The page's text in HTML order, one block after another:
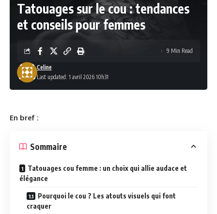
Tatouages sur le cou : tendances
et conseils pour femmes
Last updated: 1 avril 2026 10h31
Celine
9 Min Read
En bref :
Sommaire
Tatouages cou femme : un choix qui allie audace et
élégance
Pourquoi le cou ? Les atouts visuels qui font
craquer